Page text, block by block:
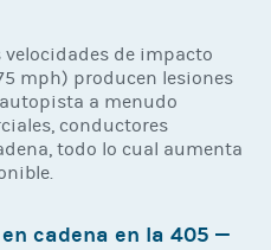
de impacto
mph) producen lesiones
a menudo
conductores
todo lo cual aumenta
cadena en la 405 —